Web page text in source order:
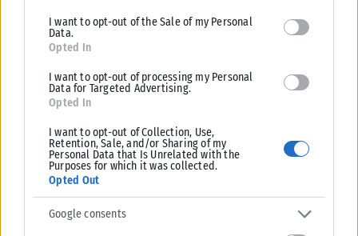
I want to opt-out of the Sale of my Personal
Data.
Opted In
I want to opt-out of processing my Personal
Data for Targeted Advertising.
Opted In
I want to opt-out of Collection, Use,
Retention, Sale, and/or Sharing of my
Personal Data that Is Unrelated with the
Purposes for which it was collected.
Opted Out
Google consents
Υπουργείο Κλιματικής Κρίσης: Ενέργειες για την κρατική
αρωγή προς τους πυρόπληκτους
Σε εξέλιξη βρίσκονται οι διαδικασίες κρατικής αρωγής για τις περιοχές
που επλήγησαν από τις πρόσφατες πυρκαγιές, με τις αρμόδιες αρχές...
ΑΝΑΡΤΉΘΗΚΕ ΑΠΌKARFITSANEWS 02/08/2026